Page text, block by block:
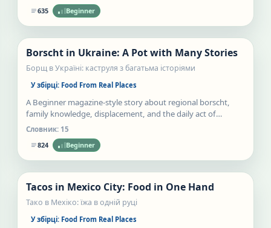
635
Beginner
Статті
Нове
Borscht in Ukraine: A Pot with Many Stories
Борщ в Україні: каструля з багатьма історіями
У збірці: Food From Real Places
A Beginner magazine-style story about regional borscht,
family knowledge, displacement, and the daily act of
keeping Ukrainian culture alive.
Словник: 15
824
Beginner
Статті
Нове
Tacos in Mexico City: Food in One Hand
Тако в Мехіко: їжа в одній руці
У збірці: Food From Real Places